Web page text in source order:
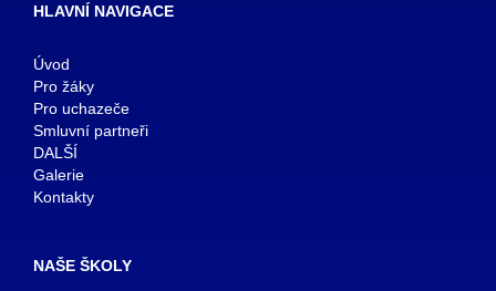
HLAVNÍ NAVIGACE
Úvod
Pro žáky
Pro uchazeče
Smluvní partneři
DALŠÍ
Galerie
Kontakty
NAŠE ŠKOLY